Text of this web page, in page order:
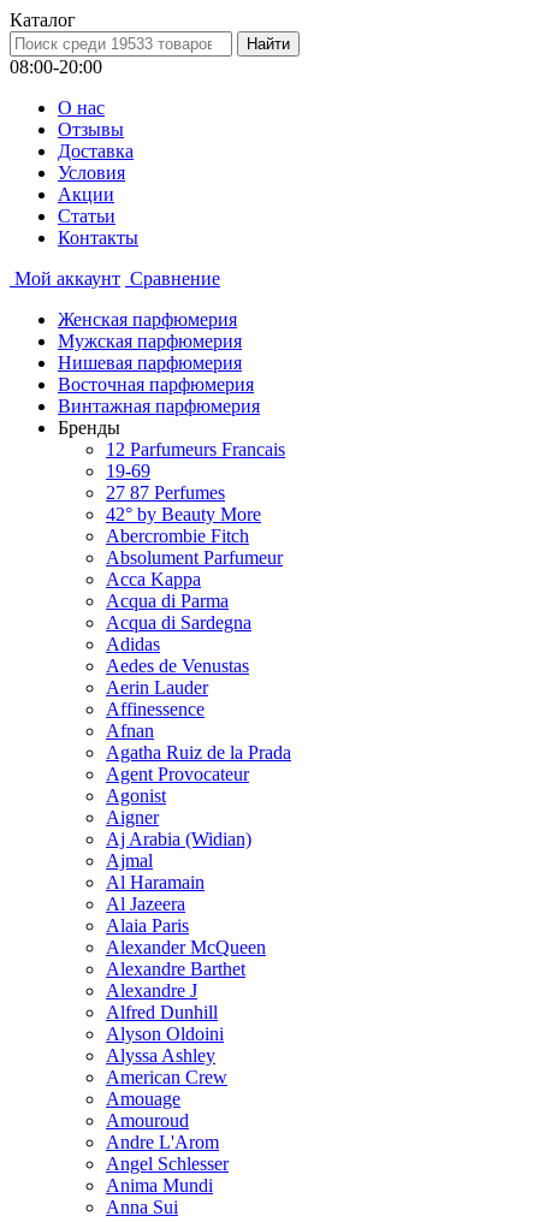
Каталог
08:00-20:00
О нас
Отзывы
Доставка
Условия
Aкции
Статьи
Контакты
Мой аккаунт Сравнение
Женская парфюмерия
Мужская парфюмерия
Нишевая парфюмерия
Восточная парфюмерия
Винтажная парфюмерия
Бренды
12 Parfumeurs Francais
19-69
27 87 Perfumes
42° by Beauty More
Abercrombie Fitch
Absolument Parfumeur
Acca Kappa
Acqua di Parma
Acqua di Sardegna
Adidas
Aedes de Venustas
Aerin Lauder
Affinessence
Afnan
Agatha Ruiz de la Prada
Agent Provocateur
Agonist
Aigner
Aj Arabia (Widian)
Ajmal
Al Haramain
Al Jazeera
Alaia Paris
Alexander McQueen
Alexandre Barthet
Alexandre J
Alfred Dunhill
Alyson Oldoini
Alyssa Ashley
American Crew
Amouage
Amouroud
Andre L'Arom
Angel Schlesser
Anima Mundi
Anna Sui